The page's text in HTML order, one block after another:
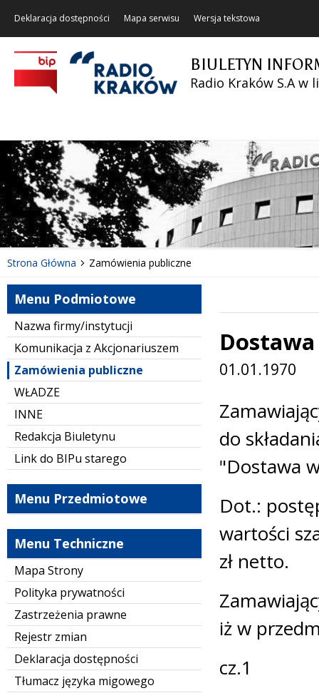
Deklaracja dostępności Mapa serwisu Wersja tekstowa
BIULETYN
Radio Kraków S.A w
Strona Główna Zamówienia publiczne
Menu Podmiotowe
Nazwa firmy/instytucji
Komunikacja z Akcjonariuszem
Zamówienia publiczne
WŁADZE
INNE
Redakcja Biuletynu
Link do BIPu starego
Menu Przedmiotowe
Menu Techniczne
Mapa Strony
Polityka prywatności
Zastrzeżenia prawne
Rejestr zmian
Deklaracja dostępności
Tłumacz języka migowego
01.01.1970
Treść
do
"Dostawa
Dot.:
wartości
zł netto.
iż w
cz.1